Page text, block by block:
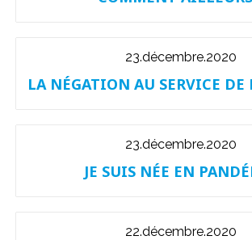
23.décembre.2020
LA NÉGATION AU SERVICE DE
23.décembre.2020
JE SUIS NÉE EN
22.décembre.2020